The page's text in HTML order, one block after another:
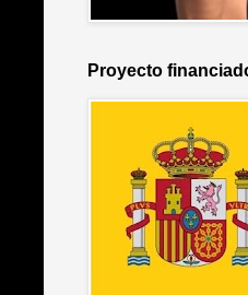
Proyecto